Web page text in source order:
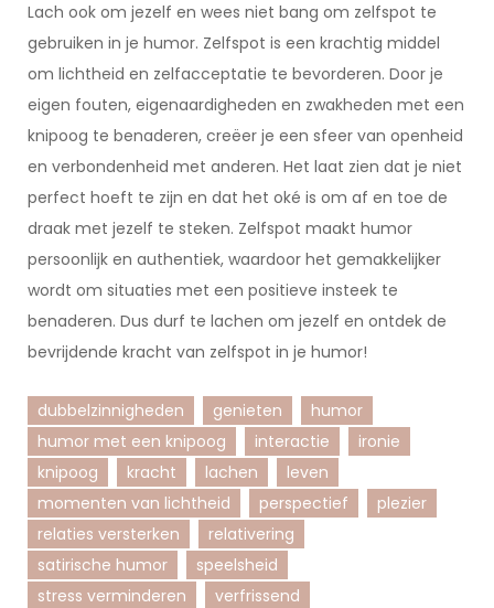
Lach ook om jezelf en wees niet bang om zelfspot te
gebruiken in je humor. Zelfspot is een krachtig middel
om lichtheid en zelfacceptatie te bevorderen. Door je
eigen fouten, eigenaardigheden en zwakheden met een
knipoog te benaderen, creëer je een sfeer van openheid
en verbondenheid met anderen. Het laat zien dat je niet
perfect hoeft te zijn en dat het oké is om af en toe de
draak met jezelf te steken. Zelfspot maakt humor
persoonlijk en authentiek, waardoor het gemakkelijker
wordt om situaties met een positieve insteek te
benaderen. Dus durf te lachen om jezelf en ontdek de
bevrijdende kracht van zelfspot in je humor!
dubbelzinnigheden genieten
humor
humor met een knipoog
interactie
ironie
knipoog
kracht lachen
leven
momenten van lichtheid
perspectief
plezier
relaties versterken
relativering
satirische humor
speelsheid
stress verminderen
verfrissend